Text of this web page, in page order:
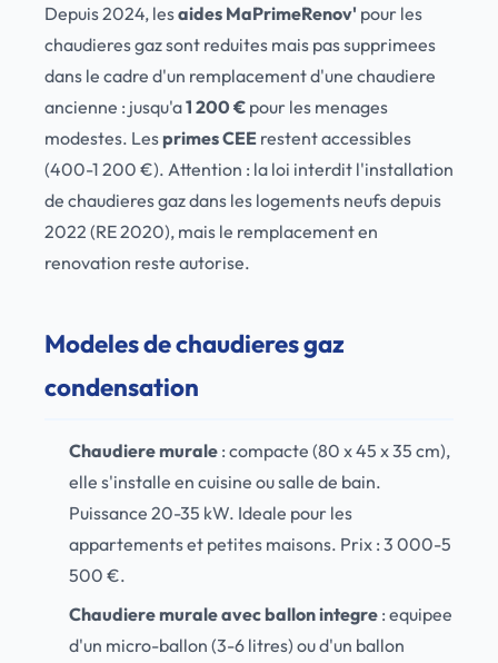
Depuis 2024, lesaides MaPrimeRenov' pour les
chaudieres gaz sont reduites mais pas supprimees
dans le cadre d'un remplacement d'une chaudiere
ancienne : jusqu'a1 200 € pour les menages
modestes. Lesprimes CEE restent accessibles
(400-1 200 €). Attention : la loi interdit l'installation
de chaudieres gaz dans les logements neufs depuis
2022 (RE 2020), mais le remplacement en
renovation reste autorise.
Modeles de chaudieres gaz
condensation
Chaudiere murale : compacte (80 x 45 x 35 cm),
elle s'installe en cuisine ou salle de bain.
Puissance 20-35 kW. Ideale pour les
appartements et petites maisons. Prix : 3 000-5
500 €.
Chaudiere murale avec ballon integre : equipee
d'un micro-ballon (3-6 litres) ou d'un ballon